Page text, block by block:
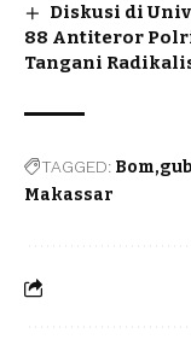
Diskusi di
88 Antiteror
Tangani
TAGGED: Bom
Makassar